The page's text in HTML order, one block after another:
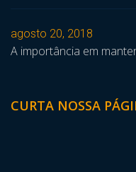
agosto 20, 2018
A importância em
CURTA NOSSA